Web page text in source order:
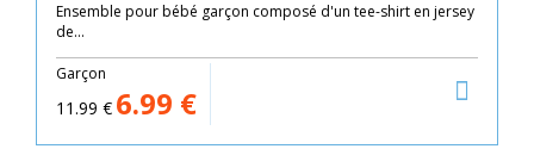
Ensemble pour bébé garçon composé d'un tee-shirt en jersey
de...
Garçon
11.99 € 6.99 €